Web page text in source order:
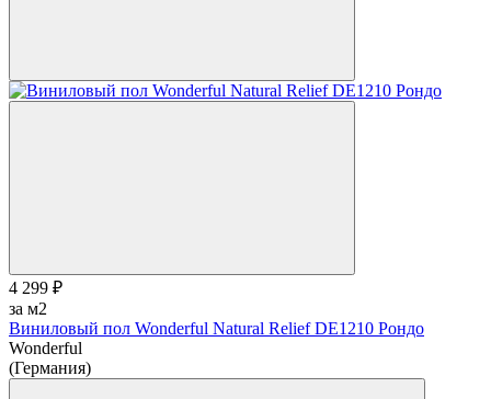
4 299 ₽
за м2
Виниловый пол Wonderful Natural Relief DE1210 Рондо
Wonderful
(Германия)